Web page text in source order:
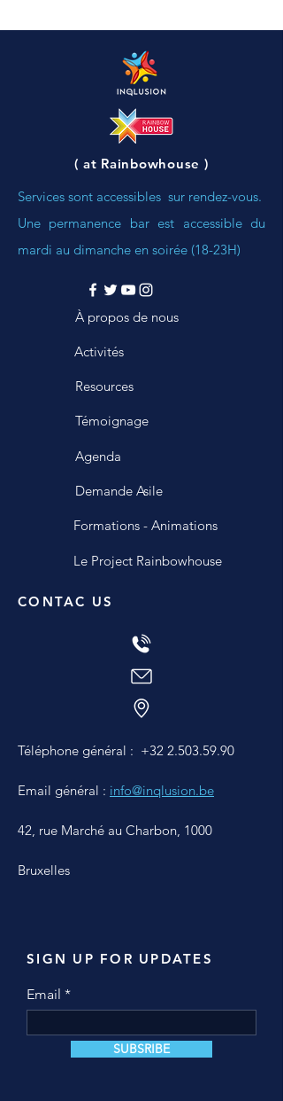
( at Rainbowhouse )
Services sont accessibles sur rendez-vous.
Une permanence bar est accessible du
mardi au dimanche en soirée (18-23H)
À propos de nous
Activités
Resources
Témoignage
Agenda
Demande Asile
Formations - Animations
Le Project Rainbowhouse
CONTAC US
Téléphone général : +32 2.503.59.90
Email général : info@inqlusion.be
42, rue Marché au Charbon, 1000
Bruxelles
SIGN UP FOR UPDATES
Email
SUBSRIBE